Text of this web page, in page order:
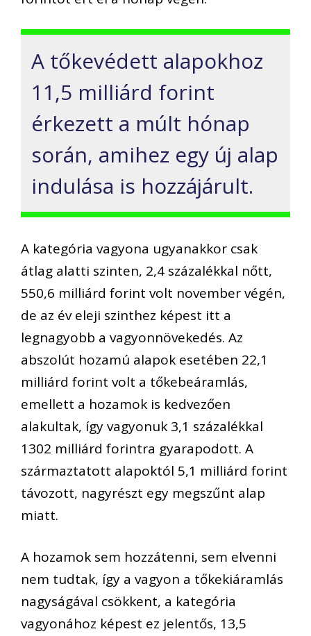
A tőkevédett alapokhoz
11,5 milliárd forint
érkezett a múlt hónap
során, amihez egy új alap
indulása is hozzájárult.
A kategória vagyona ugyanakkor csak
átlag alatti szinten, 2,4 százalékkal nőtt,
550,6 milliárd forint volt november végén,
de az év eleji szinthez képest itt a
legnagyobb a vagyonnövekedés. Az
abszolút hozamú alapok esetében 22,1
milliárd forint volt a tőkebeáramlás,
emellett a hozamok is kedvezően
alakultak, így vagyonuk 3,1 százalékkal
1302 milliárd forintra gyarapodott. A
származtatott alapoktól 5,1 milliárd forint
távozott, nagyrészt egy megszűnt alap
miatt.
A hozamok sem hozzátenni, sem elvenni
nem tudtak, így a vagyon a tőkekiáramlás
nagyságával csökkent, a kategória
vagyonához képest ez jelentős, 13,5